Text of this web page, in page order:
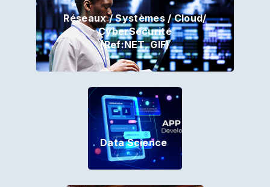
Réseaux / Systèmes / Cloud/
CyberSécurité
(Ref:NET, GIF)
Data Science